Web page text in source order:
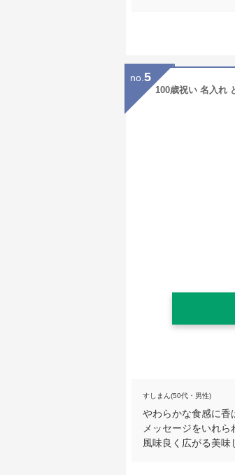
no. 5
すしまん(50代・男性)
やわらかな食感に香
メッセージをいれ
風味良く広がる美味